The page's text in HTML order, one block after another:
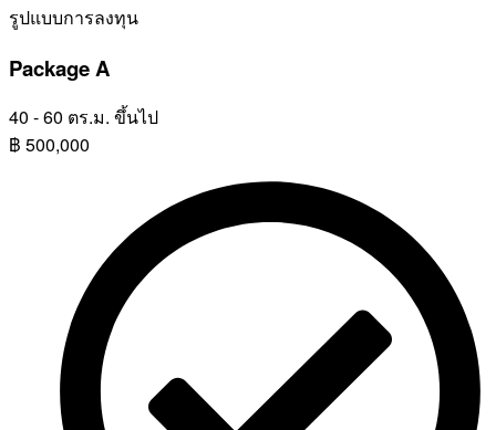
รูปแบบการลงทุน
Package A
40 - 60 ตร.ม. ขึ้นไป
฿ 500,000